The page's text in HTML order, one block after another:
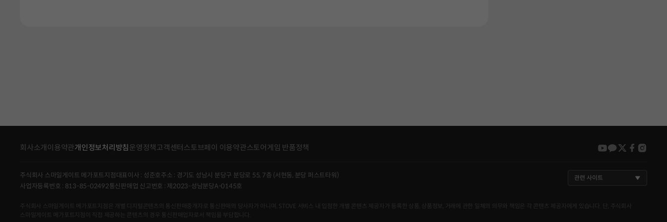
회사소개이용약관개인정보처리방침 운영정책고객센터스토브페이 이용약관스토어게임 반품정책 youtube
kakao
twitter
주식회사 스마일게이트 메가포트지점대표이사 : 성준호주소 : 경기도 성남시 분당구 분당로 55, 7층 (서현동, 분당 퍼스트타워)
사업자등록번호 : 813-85-02492통신판매업 신고번호 : 제2023-성남분당A-0145호
관련 사이트
주식회사 스마일게이트 메가포트지점은 개별 디지털콘텐츠의 통신판매중개자로 통신판매의 당사자가 아니며, STOVE 서비스 내 입점한 개별 콘텐츠 제공자가 등록한 상품, 상품정보, 거래에 관한 일체의 의무와 책임은 각 콘텐츠 제공자에게 있습니다. 단, 주식회사
스마일게이트 메가포트지점이 직접 제공하는 콘텐츠의 경우 통신판매업자로서 책임을 부담합니다.